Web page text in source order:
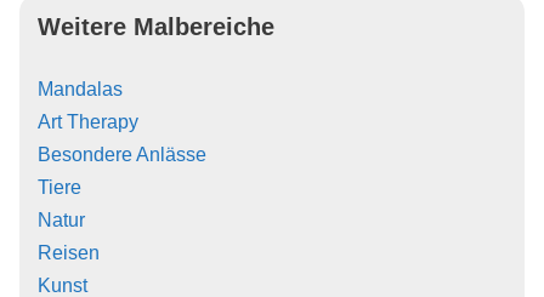
Weitere Malbereiche
Mandalas
Art Therapy
Besondere Anlässe
Tiere
Natur
Reisen
Kunst